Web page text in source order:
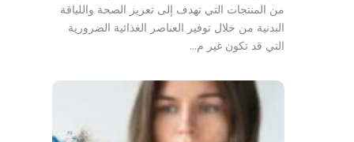
من المنتجات التي تهدف إلى تعزيز الصحة واللياقة
البدنية من خلال توفير العناصر الغذائية الضرورية
التي قد تكون غير م…